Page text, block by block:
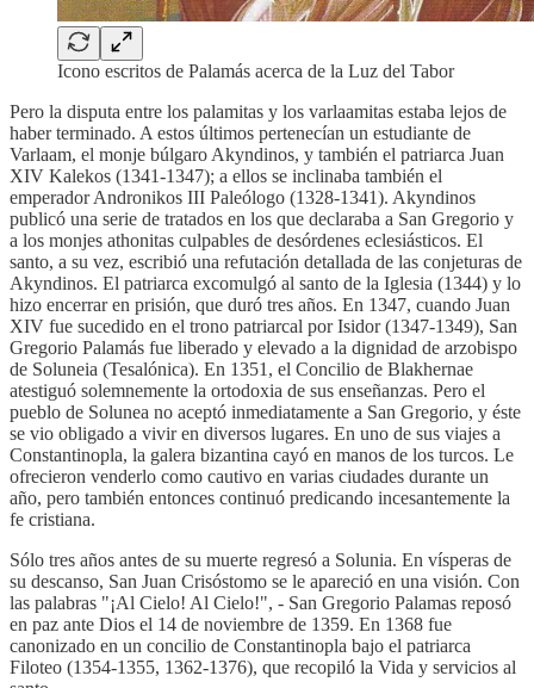
Icono escritos de Palamás acerca de la Luz del Tabor
Pero la disputa entre los palamitas y los varlaamitas estaba lejos de
haber terminado. A estos últimos pertenecían un estudiante de
Varlaam, el monje búlgaro Akyndinos, y también el patriarca Juan
XIV Kalekos (1341-1347); a ellos se inclinaba también el
emperador Andronikos III Paleólogo (1328-1341). Akyndinos
publicó una serie de tratados en los que declaraba a San Gregorio y
a los monjes athonitas culpables de desórdenes eclesiásticos. El
santo, a su vez, escribió una refutación detallada de las conjeturas de
Akyndinos. El patriarca excomulgó al santo de la Iglesia (1344) y lo
hizo encerrar en prisión, que duró tres años. En 1347, cuando Juan
XIV fue sucedido en el trono patriarcal por Isidor (1347-1349), San
Gregorio Palamás fue liberado y elevado a la dignidad de arzobispo
de Soluneia (Tesalónica). En 1351, el Concilio de Blakhernae
atestiguó solemnemente la ortodoxia de sus enseñanzas. Pero el
pueblo de Solunea no aceptó inmediatamente a San Gregorio, y éste
se vio obligado a vivir en diversos lugares. En uno de sus viajes a
Constantinopla, la galera bizantina cayó en manos de los turcos. Le
ofrecieron venderlo como cautivo en varias ciudades durante un
año, pero también entonces continuó predicando incesantemente la
fe cristiana.
Sólo tres años antes de su muerte regresó a Solunia. En vísperas de
su descanso, San Juan Crisóstomo se le apareció en una visión. Con
las palabras "¡Al Cielo! Al Cielo!", - San Gregorio Palamas reposó
en paz ante Dios el 14 de noviembre de 1359. En 1368 fue
canonizado en un concilio de Constantinopla bajo el patriarca
Filoteo (1354-1355, 1362-1376), que recopiló la Vida y servicios al